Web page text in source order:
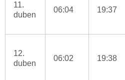
11.
duben
06:04 19:37
12.
duben
06:02 19:38